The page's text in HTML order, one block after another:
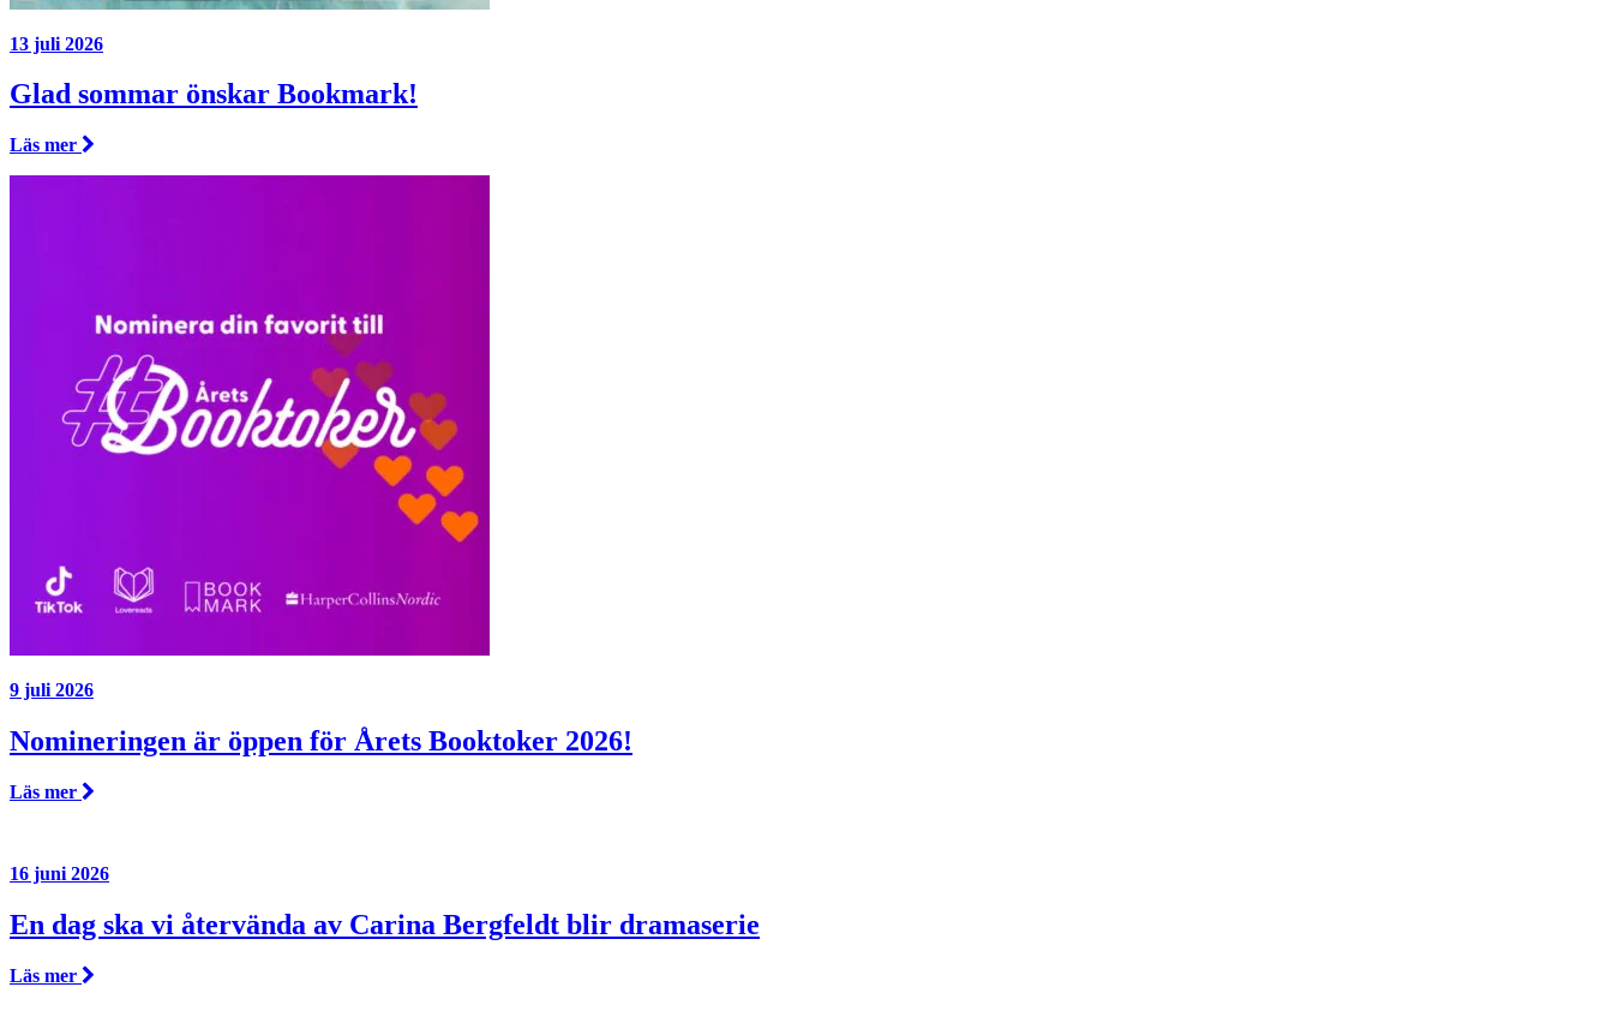
13 juli 2026
Glad sommar önskar Bookmark!
Läs mer
9 juli 2026
Nomineringen är öppen för Årets Booktoker 2026!
Läs mer
16 juni 2026
En dag ska vi återvända av Carina Bergfeldt blir dramaserie
Läs mer